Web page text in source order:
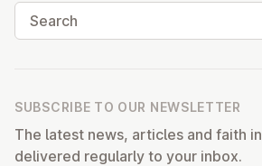
Search
SUBSCRIBE TO OUR NEWSLETTER
The latest news, articles and faith
delivered regularly to your inbox.